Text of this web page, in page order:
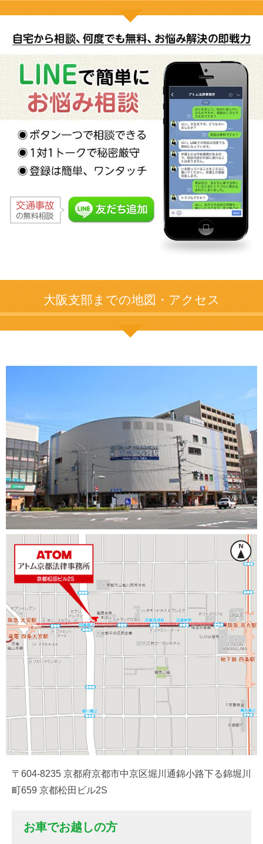
大阪支部までの地図・アクセス
〒604-8235 京都府京都市中京区堀川通錦小路下る錦堀川
町659 京都松田ビル2S
お車でお越しの方